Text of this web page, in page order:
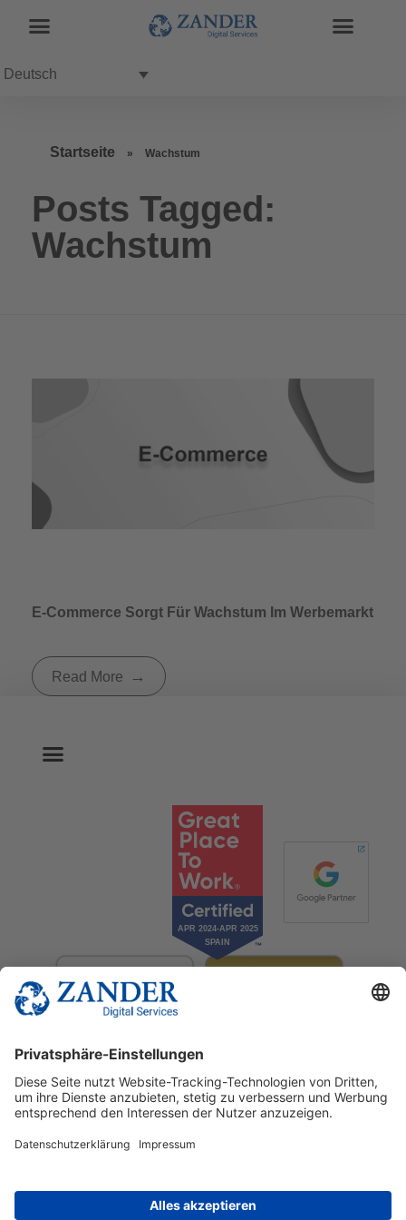
Deutsch
Startseite » Wachstum
Posts Tagged:
Wachstum
E-Commerce Sorgt Für Wachstum Im Werbemarkt
Read More
© 2025 Zander Digital Services Deutschland GmbH